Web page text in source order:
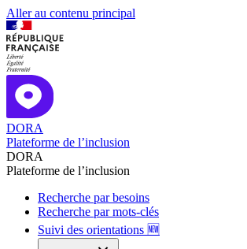
Aller au contenu principal
DORA
Plateforme de l’inclusion
DORA
Plateforme de l’inclusion
Recherche par besoins
Recherche par mots-clés
Suivi des orientations 🆕